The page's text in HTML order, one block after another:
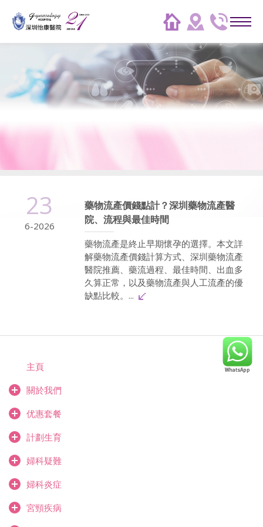
23
6-2026
藥物流產價錢點計？深圳藥物流產醫
院、流程與最佳時間
藥物流產是終止早期懷孕的選擇。本文詳
解藥物流產價錢計算方式、深圳藥物流產
醫院推薦、藥流過程、最佳時間、出血多
久算正常，以及藥物流產與人工流產的優
缺點比較。...
主頁
關於我們
优惠套餐
計劃生育
婦科疑難
婦科炎症
宮頸疾病